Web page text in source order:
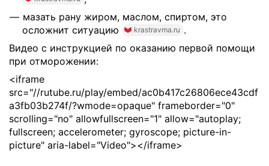
мазать рану жиром, маслом, спиртом, это
осложнит ситуацию
krastravma.ru .
Видео с инструкцией по оказанию первой помощи
при отморожении:
<iframe
src="//rutube.ru/play/embed/ac0b417c26806ece43cdf
a3fb03b274f/?wmode=opaque" frameborder="0"
scrolling="no" allowfullscreen="1" allow="autoplay;
fullscreen; accelerometer; gyroscope; picture-in-
picture" aria-label="Video"></iframe>